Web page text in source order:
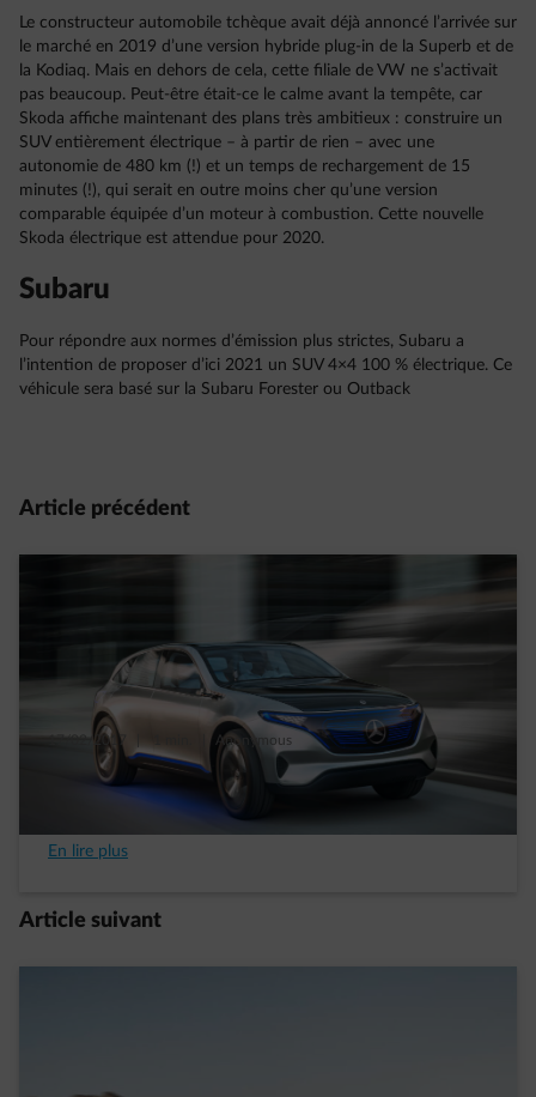
Le constructeur automobile tchèque avait déjà annoncé l’arrivée sur
le marché en 2019 d’une version hybride plug-in de la Superb et de
la Kodiaq. Mais en dehors de cela, cette filiale de VW ne s’activait
pas beaucoup. Peut-être était-ce le calme avant la tempête, car
Skoda affiche maintenant des plans très ambitieux : construire un
SUV entièrement électrique – à partir de rien – avec une
autonomie de 480 km (!) et un temps de rechargement de 15
minutes (!), qui serait en outre moins cher qu’une version
comparable équipée d’un moteur à combustion. Cette nouvelle
Skoda électrique est attendue pour 2020.
Subaru
Pour répondre aux normes d’émission plus strictes, Subaru a
l’intention de proposer d’ici 2021 un SUV 4×4 100 % électrique. Ce
véhicule sera basé sur la Subaru Forester ou Outback
Article précédent
17/02/2017 Anonymous
Le futur de la mobilité électrique : les MPV
En lire plus
Article suivant